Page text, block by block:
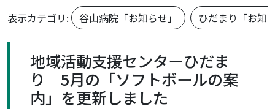
表示カテゴリ: 谷山病院「お知らせ」 ひだまり「お知
地域活動支援センターひだま
り 5月の「ソフトボールの案
内」を更新しました